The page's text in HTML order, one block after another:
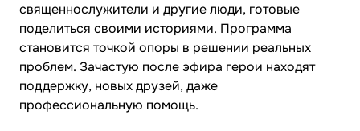
священнослужители и другие люди, готовые
поделиться своими историями. Программа
становится точкой опоры в решении реальных
проблем. Зачастую после эфира герои находят
поддержку, новых друзей, даже
профессиональную помощь.